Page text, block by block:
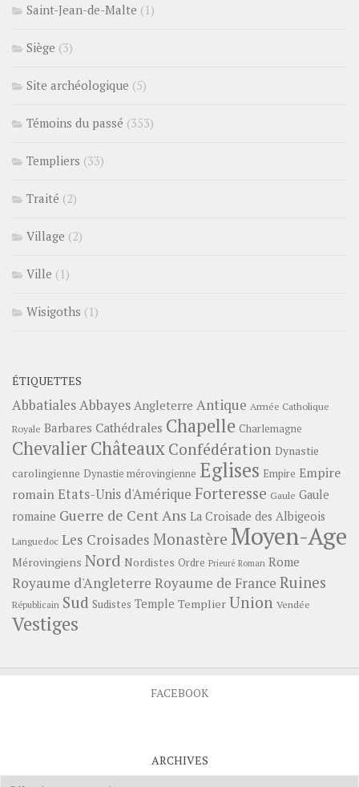
Saint-Jean-de-Malte (1)
Siège (3)
Site archéologique (5)
Témoins du passé (353)
Templiers (33)
Traité (2)
Village (2)
Ville (1)
Wisigoths (1)
ÉTIQUETTES
Abbatiales Abbayes Angleterre Antique Armée Catholique
Royale Barbares Cathédrales Chapelle Charlemagne
ChevalierChâteauxConfédération Dynastie
carolingienne Dynastie mérovingienne Eglises Empire Empire
romainEtats-Unis d'Amérique Forteresse Gaule Gaule
romaine Guerre de Cent Ans La Croisade des Albigeois
Languedoc Les Croisades Monastère Moyen-Age
Mérovingiens Nord Nordistes Ordre Prieuré Roman Rome
Royaume d'Angleterre Royaume de France Ruines
Républicain Sud Sudistes Temple Templier Union Vendée
Vestiges
FACEBOOK
ARCHIVES
Archives